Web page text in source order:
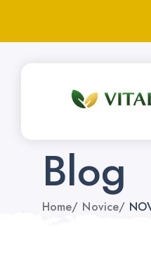
Blog
Home/ Novice/